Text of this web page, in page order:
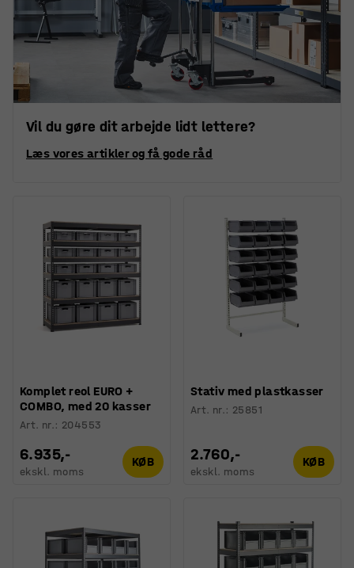
Vil du gøre dit arbejde lidt lettere?
Læs vores artikler og få gode råd
Komplet reol EURO +
COMBO, med 20 kasser
Art. nr.: 204553
6.935,-
ekskl. moms
KØB
Stativ med plastkasser
Art. nr.: 25851
2.760,-
ekskl. moms
KØB